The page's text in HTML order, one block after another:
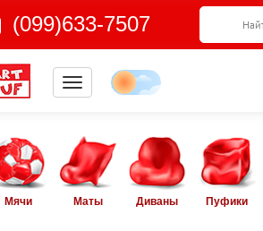
(099)633-7507
Мячи Маты Диваны Пуфики